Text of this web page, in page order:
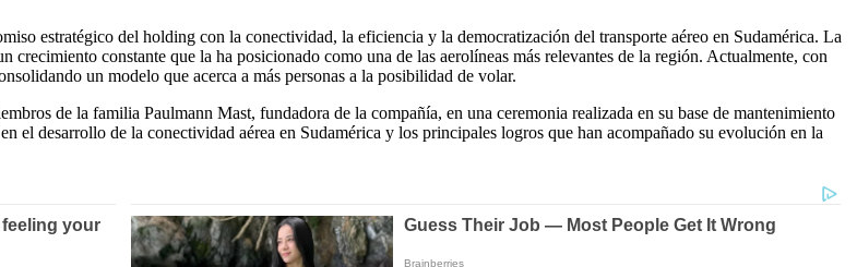
estratégico del holding con la conectividad, la eficiencia y la democratización del transporte aéreo en Sudamérica. La
constante que la ha posicionado como una de las aerolíneas más relevantes de la región. Actualmente, con
un modelo que acerca a más personas a la posibilidad de volar.
de la familia Paulmann Mast, fundadora de la compañía, en una ceremonia realizada en su base de mantenimiento
desarrollo de la conectividad aérea en Sudamérica y los principales logros que han acompañado su evolución en la